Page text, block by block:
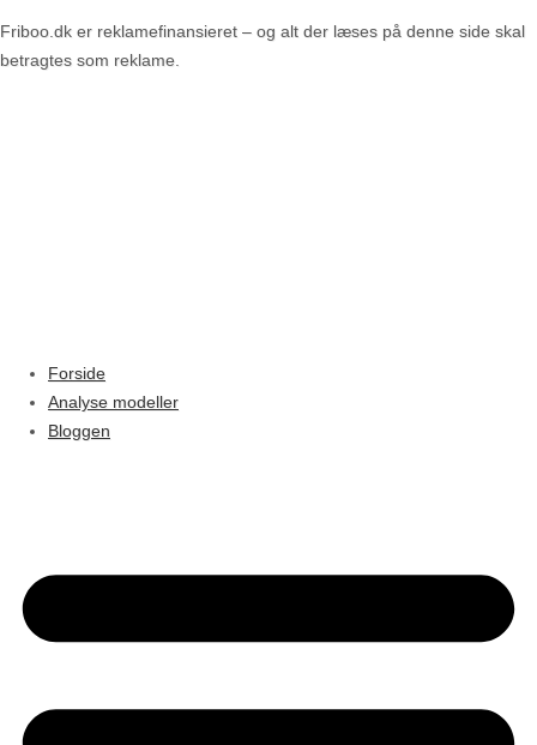
Friboo.dk er reklamefinansieret – og alt der læses på denne side skal
betragtes som reklame.
Forside
Analyse modeller
Bloggen